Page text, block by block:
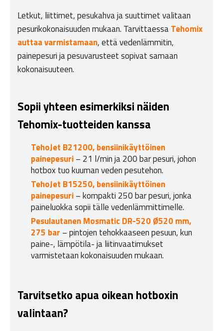
Letkut, liittimet, pesukahva ja suuttimet valitaan
pesurikokonaisuuden mukaan. TarvittaessaTehomix
auttaa varmistamaan, että vedenlämmitin,
painepesuri ja pesuvarusteet sopivat samaan
kokonaisuuteen.
Sopii yhteen esimerkiksi näiden
Tehomix-tuotteiden kanssa
TehoJet B21200, bensiinikäyttöinen
painepesuri– 21 l/min ja 200 bar pesuri, johon
hotbox tuo kuuman veden pesutehon.
TehoJet B15250, bensiinikäyttöinen
painepesuri– kompakti 250 bar pesuri, jonka
paineluokka sopii tälle vedenlämmittimelle.
Pesulautanen Mosmatic DR-520 Ø520 mm,
275 bar – pintojen tehokkaaseen pesuun, kun
paine-, lämpötila- ja liitinvaatimukset
varmistetaan kokonaisuuden mukaan.
Tarvitsetko apua oikean hotboxin
valintaan?